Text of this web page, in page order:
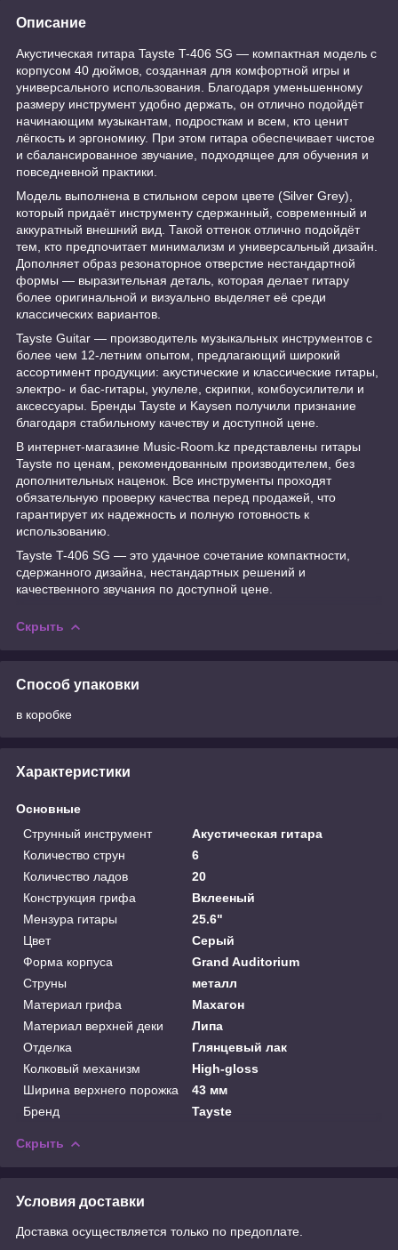
Описание
Акустическая гитара Tayste T-406 SG — компактная модель с
корпусом 40 дюймов, созданная для комфортной игры и
универсального использования. Благодаря уменьшенному
размеру инструмент удобно держать, он отлично подойдёт
начинающим музыкантам, подросткам и всем, кто ценит
лёгкость и эргономику. При этом гитара обеспечивает чистое
и сбалансированное звучание, подходящее для обучения и
повседневной практики.
Модель выполнена в стильном сером цвете (Silver Grey),
который придаёт инструменту сдержанный, современный и
аккуратный внешний вид. Такой оттенок отлично подойдёт
тем, кто предпочитает минимализм и универсальный дизайн.
Дополняет образ резонаторное отверстие нестандартной
формы — выразительная деталь, которая делает гитару
более оригинальной и визуально выделяет её среди
классических вариантов.
Tayste Guitar — производитель музыкальных инструментов с
более чем 12-летним опытом, предлагающий широкий
ассортимент продукции: акустические и классические гитары,
электро- и бас-гитары, укулеле, скрипки, комбоусилители и
аксессуары. Бренды Tayste и Kaysen получили признание
благодаря стабильному качеству и доступной цене.
В интернет-магазине Music-Room.kz представлены гитары
Tayste по ценам, рекомендованным производителем, без
дополнительных наценок. Все инструменты проходят
обязательную проверку качества перед продажей, что
гарантирует их надежность и полную готовность к
использованию.
Tayste T-406 SG — это удачное сочетание компактности,
сдержанного дизайна, нестандартных решений и
качественного звучания по доступной цене.
Скрыть
Способ упаковки
в коробке
Характеристики
Основные
Струнный инструмент
Акустическая гитара
Количество струн
6
Количество ладов
20
Конструкция грифа
Вклееный
Мензура гитары
25.6"
Цвет
Серый
Форма корпуса
Grand Auditorium
Струны
металл
Материал грифа
Махагон
Материал верхней деки
Липа
Отделка
Глянцевый лак
Колковый механизм
High-gloss
Ширина верхнего порожка
43 мм
Бренд
Tayste
Скрыть
Условия доставки
Доставка осуществляется только по предоплате.